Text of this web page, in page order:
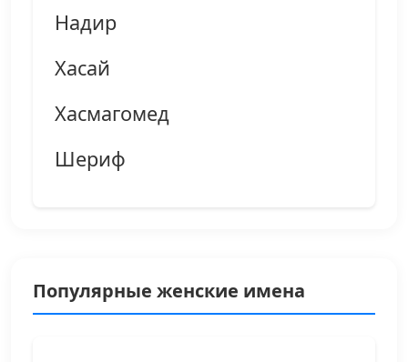
Надир
Хасай
Хасмагомед
Шериф
Популярные женские имена